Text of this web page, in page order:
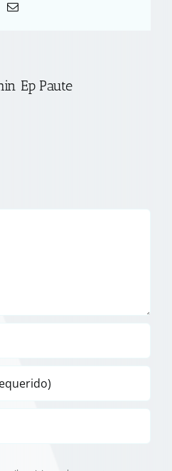
Correo
Ep Paute